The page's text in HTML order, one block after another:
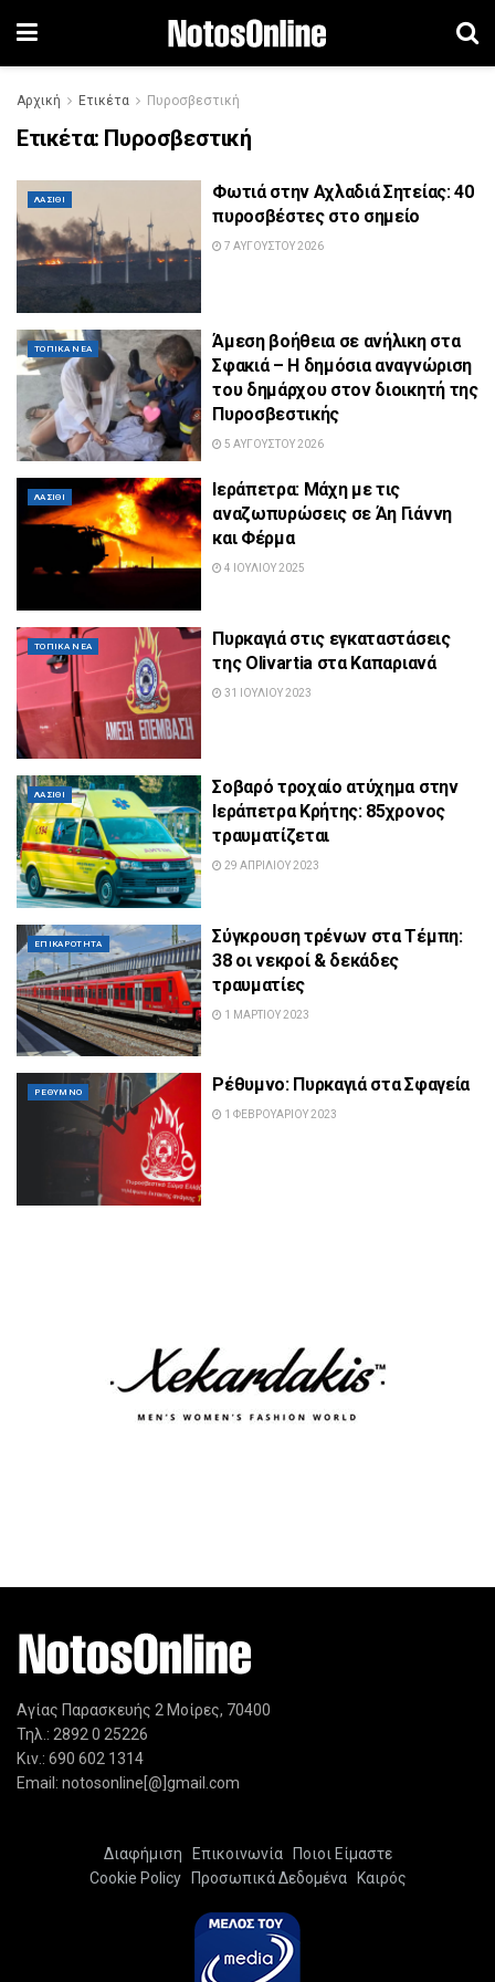
Αρχική Ετικέτα Πυροσβεστική
Ετικέτα: Πυροσβεστική
ΛΑΣΊΘΙ
Φωτιά στην Αχλαδιά Σητείας: 40
πυροσβέστες στο σημείο
7 ΑΥΓΟΎΣΤΟΥ 2026
ΤΟΠΙΚΆ ΝΈΑ
Άμεση βοήθεια σε ανήλικη στα
Σφακιά – Η δημόσια αναγνώριση
του δημάρχου στον διοικητή της
Πυροσβεστικής
5 ΑΥΓΟΎΣΤΟΥ 2026
ΛΑΣΊΘΙ
Ιεράπετρα: Μάχη με τις
αναζωπυρώσεις σε Άη Γιάννη
και Φέρμα
4 ΙΟΥΛΊΟΥ 2025
ΤΟΠΙΚΆ ΝΈΑ
Πυρκαγιά στις εγκαταστάσεις
της Olivartia στα Καπαριανά
31 ΙΟΥΛΊΟΥ 2023
ΛΑΣΊΘΙ
Σοβαρό τροχαίο ατύχημα στην
Ιεράπετρα Κρήτης: 85χρονος
τραυματίζεται
29 ΑΠΡΙΛΊΟΥ 2023
ΕΠΙΚΑΡΌΤΗΤΑ
Σύγκρουση τρένων στα Τέμπη:
38 οι νεκροί & δεκάδες
τραυματίες
1 ΜΑΡΤΊΟΥ 2023
ΡΈΘΥΜΝΟ Ρέθυμνο: Πυρκαγιά στα Σφαγεία
1 ΦΕΒΡΟΥΑΡΊΟΥ 2023
Αγίας Παρασκευής 2 Μοίρες, 70400
Τηλ.: 2892 0 25226
Κιν.: 690 602 1314
Email: notosonline[@]gmail.com
Διαφήμιση Επικοινωνία
Ποιοι Είμαστε
Cookie Policy
Προσωπικά Δεδομένα Καιρός